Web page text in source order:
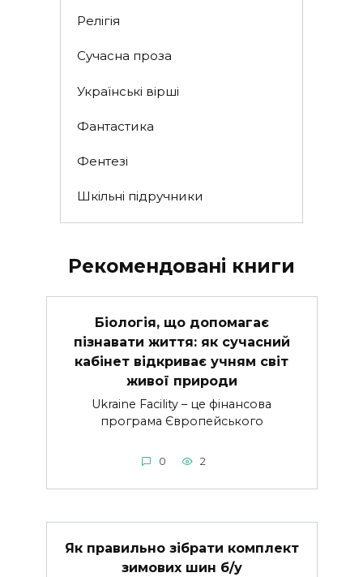
Релігія
Сучасна проза
Українські вірші
Фантастика
Фентезі
Шкільні підручники
Рекомендовані книги
Біологія, що допомагає
пізнавати життя: як сучасний
кабінет відкриває учням світ
живої природи
Ukraine Facility – це фінансова
програма Європейського
0 2
Як правильно зібрати комплект
зимових шин б/у